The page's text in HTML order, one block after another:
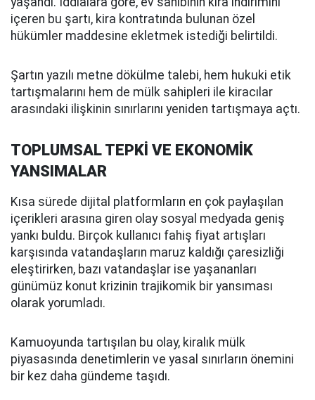
içeren bu şartı, kira kontratında bulunan özel
hükümler maddesine ekletmek istediği belirtildi.
Şartın yazılı metne dökülme talebi, hem hukuki etik
tartışmalarını hem de mülk sahipleri ile kiracılar
arasındaki ilişkinin sınırlarını yeniden tartışmaya açtı.
TOPLUMSAL TEPKİ VE EKONOMİK
YANSIMALAR
Kısa sürede dijital platformların en çok paylaşılan
içerikleri arasına giren olay sosyal medyada geniş
yankı buldu. Birçok kullanıcı fahiş fiyat artışları
karşısında vatandaşların maruz kaldığı çaresizliği
eleştirirken, bazı vatandaşlar ise yaşananları
günümüz konut krizinin trajikomik bir yansıması
olarak yorumladı.
Kamuoyunda tartışılan bu olay, kiralık mülk
piyasasında denetimlerin ve yasal sınırların önemini
bir kez daha gündeme taşıdı.